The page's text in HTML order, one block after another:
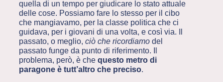
quella di un tempo per giudicare lo stato attuale
delle cose. Possiamo fare lo stesso per il cibo
che mangiavamo, per la classe politica che ci
guidava, per i giovani di una volta, e così via. Il
passato, o meglio, ciò che ricordiamodel
passato funge da punto di riferimento. Il
problema, però, è che questo metro di
paragone è tutt’altro che preciso.